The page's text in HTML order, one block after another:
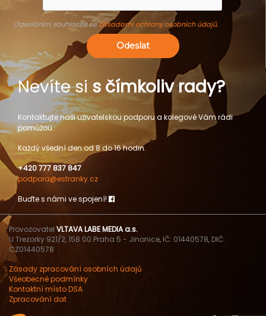
Odesláním souhlasíte seZásadami ochrany osobních údajů.
Odeslat
Nevíte si s čímkoliv rady?
Kontaktujte naši uživatelskou podporu a kolegové Vám rádi
pomůžou.
Každý všední den od 8 do 16 hodin.
+420 777 837 847
podpora@estranky.cz
Buďte s námi ve spojení!
Provozovatel VLTAVA LABE MEDIA a.s.
U Trezorky 921/2, 158 00 Praha 5 - Jinonice, IČ: 01440578, DIČ:
CZ01440578
Zásady zpracování osobních údajů
Všeobecné podmínky
Kontaktní místo DSA
Zpracování dat